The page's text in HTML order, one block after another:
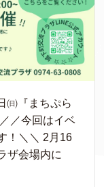
㈰『まちぷら
／今回はイベ
！＼＼ 2月16
ザ会場内に